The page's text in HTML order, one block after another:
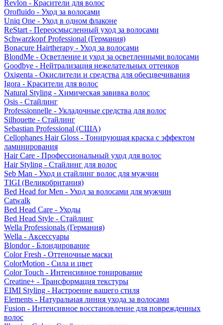
Revlon - Красители для волос
Orofluido - Уход за волосами
Uniq One - Уход в одном флаконе
ReStart - Переосмысленный уход за волосами
Schwarzkopf Professional (Германия)
Bonacure Hairtherapy - Уход за волосами
BlondMe - Осветление и уход за осветленными волосами
Goodbye - Нейтрализация нежелательных оттенков
Oxigenta - Окислители и средства для обесцвечивания
Igora - Красители для волос
Natural Styling - Химическая завивка волос
Osis - Стайлинг
Professionnelle - Укладочные средства для волос
Silhouette - Стайлинг
Sebastian Professional (США)
Cellophanes Hair Gloss - Тонирующая краска с эффектом
ламинирования
Hair Care - Профессиональный уход для волос
Hair Styling - Стайлинг для волос
Seb Man - Уход и стайлинг волос для мужчин
TIGI (Великобритания)
Bed Head for Men - Уход за волосами для мужчин
Catwalk
Bed Head Care - Уходы
Bed Head Style - Стайлинг
Wella Professionals (Германия)
Wella - Аксессуары
Blondor - Блондирование
Color Fresh - Оттеночные маски
ColorMotion - Сила и цвет
Color Touch - Интенсивное тонирование
Creatine+ - Трансформация текстуры
EIMI Styling - Настроение вашего стиля
Elements - Натуральная линия ухода за волосами
Fusion - Интенсивное восстановление для поврежденных
волос